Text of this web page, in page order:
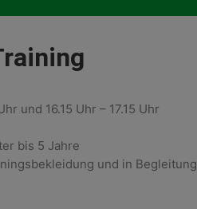
und 16.15 Uhr – 17.15 Uhr
bis 5 Jahre
und in Begleitung